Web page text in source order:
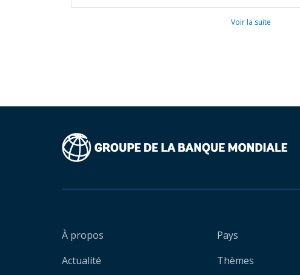
Voir la suite
À propos
Actualité
Pays
Thèmes